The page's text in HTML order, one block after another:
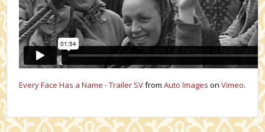
Every Face Has a Name - Trailer SVfromAuto Images onVimeo.